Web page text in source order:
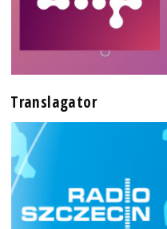
Translagator